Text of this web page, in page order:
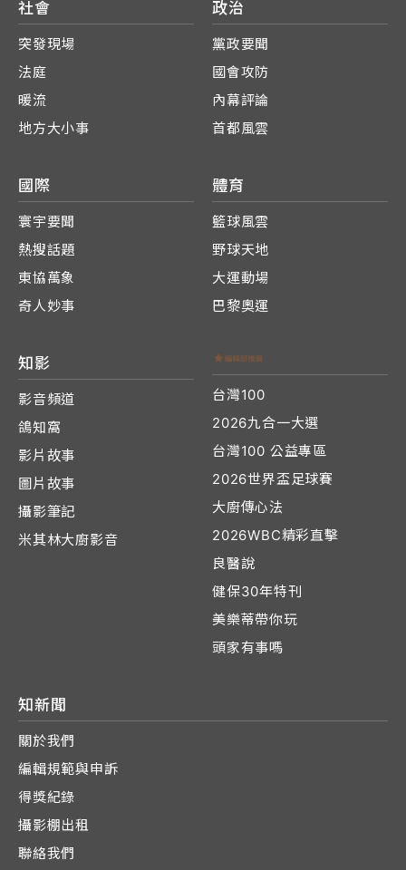
社會
突發現場
法庭
暖流
地方大小事
政治
黨政要聞
國會攻防
內幕評論
首都風雲
國際
寰宇要聞
熱搜話題
東協萬象
奇人妙事
體育
籃球風雲
野球天地
大運動場
巴黎奧運
知影
影音頻道
鴿知窩
影片故事
圖片故事
攝影筆記
米其林大廚影音
台灣100
2026九合一大選
台灣100 公益專區
2026世界盃足球賽
大廚傳心法
2026WBC精彩直擊
良醫說
健保30年特刊
美樂蒂帶你玩
頭家有事嗎
知新聞
關於我們
編輯規範與申訴
得獎紀錄
攝影棚出租
聯絡我們